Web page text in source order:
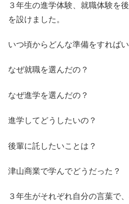
３年生の進学体験、就職体験を
を設けました。
いつ頃からどんな準備をすれば
なぜ就職を選んだの？
なぜ進学を選んだの？
進学してどうしたいの？
後輩に託したいことは？
津山商業で学んでどうだった？
３年生がそれぞれ自分の言葉で